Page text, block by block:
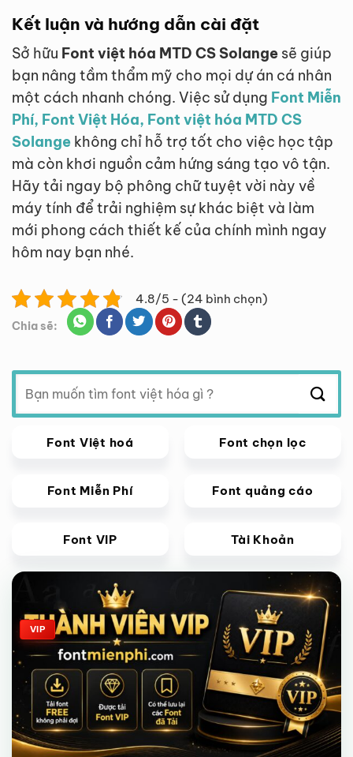
Kết luận và hướng dẫn cài đặt
Sở hữu Font việt hóa MTD CS Solange sẽ giúp
bạn nâng tầm thẩm mỹ cho mọi dự án cá nhân
một cách nhanh chóng. Việc sử dụng Font Miễn
Phí, Font Việt Hóa, Font việt hóa MTD CS
Solange không chỉ hỗ trợ tốt cho việc học tập
mà còn khơi nguồn cảm hứng sáng tạo vô tận.
Hãy tải ngay bộ phông chữ tuyệt vời này về
máy tính để trải nghiệm sự khác biệt và làm
mới phong cách thiết kế của chính mình ngay
hôm nay bạn nhé.
4.8/5 - (24 bình chọn)
Chia sẽ:
Tìm
kiếm:
Font Việt hoá Font chọn lọc
Font Miễn Phí Font quảng cáo
Font VIP Tài Khoản
Giảm giá!
VIP